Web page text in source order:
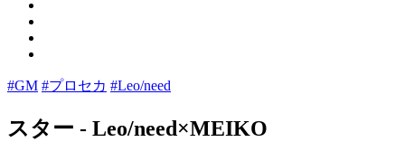
#GM #プロセカ #Leo/need
スター - Leo/need×MEIKO